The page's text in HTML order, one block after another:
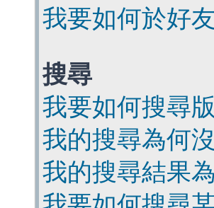
我要如何於好
搜尋
我要如何搜尋
我的搜尋為何
我的搜尋結果